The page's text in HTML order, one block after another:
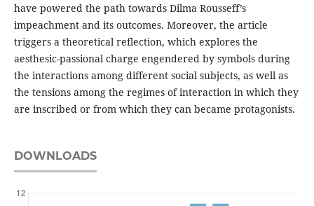
have powered the path towards Dilma Rousseff’s
impeachment and its outcomes. Moreover, the article
triggers a theoretical reflection, which explores the
aesthesic-passional charge engendered by symbols during
the interactions among different social subjects, as well as
the tensions among the regimes of interaction in which they
are inscribed or from which they can became protagonists.
DOWNLOADS